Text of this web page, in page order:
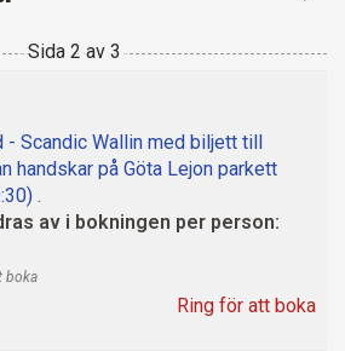
Sida 2av3
Scandic Wallin med biljett till
handskar på Göta Lejon parkett
.
av i bokningen per person:
boka
Ring för att boka